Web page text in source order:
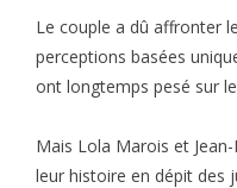
Le couple a dû affronter
perceptions basées
ont longtemps pesé sur
Mais Lola Marois et
leur histoire en dépit des